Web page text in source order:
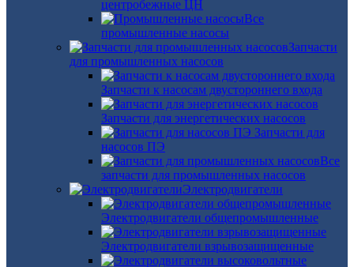
центробежные ЦН
Все
промышленные насосы
Запчасти
для промышленных насосов
Запчасти к насосам двустороннего входа
Запчасти для энергетических насосов
Запчасти для
насосов ПЭ
Все
запчасти для промышленных насосов
Электродвигатели
Электродвигатели общепромышленные
Электродвигатели взрывозащищенные